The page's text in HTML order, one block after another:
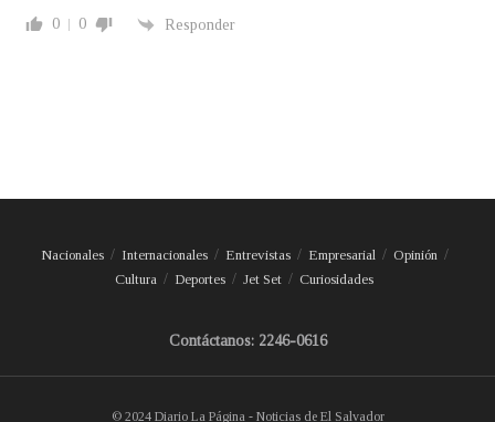
0 0 Responder
Nacionales Internacionales Entrevistas Empresarial
Opinión
Cultura
Deportes Jet Set Curiosidades
Contáctanos: 2246-0616
© 2024 Diario La Página - Noticias de El Salvador